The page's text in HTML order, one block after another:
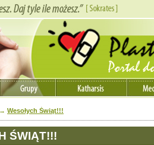
→ Wesołych Świąt!!!
ŚWIĄT!!!